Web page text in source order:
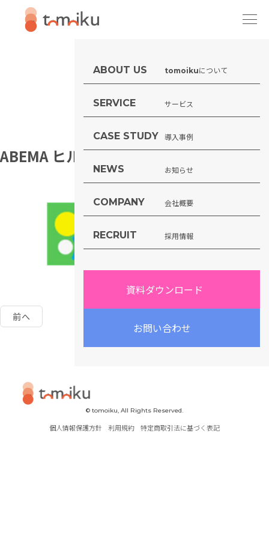
ABOUT US tomoikuについて
SERVICE サービス
CASE STUDY 導入事例
NEWS お知らせ
COMPANY 会社概要
RECRUIT 採用情報
資料ダウンロード
お問い合わせ
ABEMA ヒルズ
前へ
個人情報保護方針 利用規約 特定商取引法に基づく表記
© tomoiku, All Rights Reserved.